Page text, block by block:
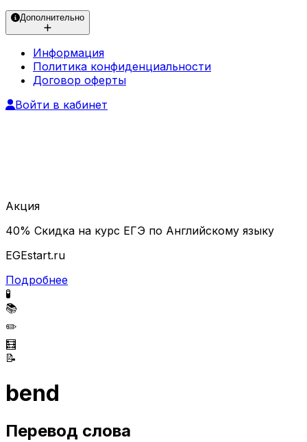
Дополнительно
Информация
Политика конфиденциальности
Договор оферты
Войти в кабинет
Акция
40% Скидка на курс ЕГЭ по Английскому языку
EGEstart.ru
Подробнее
🧪
📚
✏️
🧮
📝
bend
Перевод слова